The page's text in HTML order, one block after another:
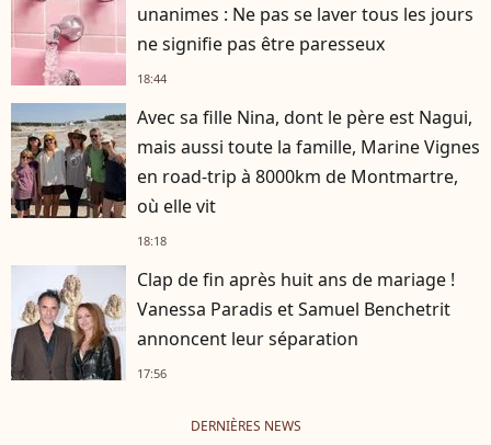
unanimes : Ne pas se laver tous les jours
ne signifie pas être paresseux
18:44
Avec sa fille Nina, dont le père est Nagui,
mais aussi toute la famille, Marine Vignes
en road-trip à 8000km de Montmartre,
où elle vit
18:18
Clap de fin après huit ans de mariage !
Vanessa Paradis et Samuel Benchetrit
annoncent leur séparation
17:56
DERNIÈRES NEWS